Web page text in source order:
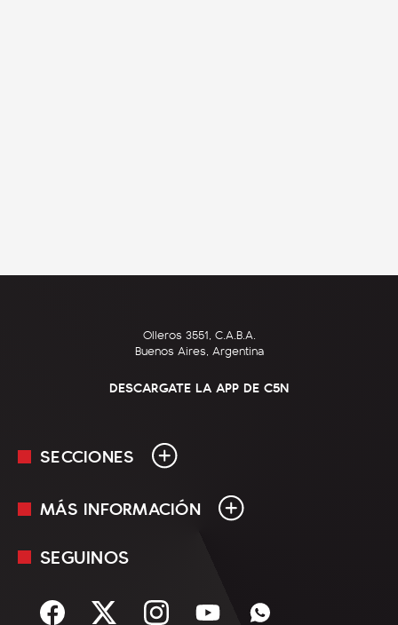
Olleros 3551, C.A.B.A.
Buenos Aires, Argentina
DESCARGATE LA APP DE C5N
SECCIONES
En Vivo
Sociedad
MÁS INFORMACIÓN
Mediakit
Términos y condiciones
SEGUINOS